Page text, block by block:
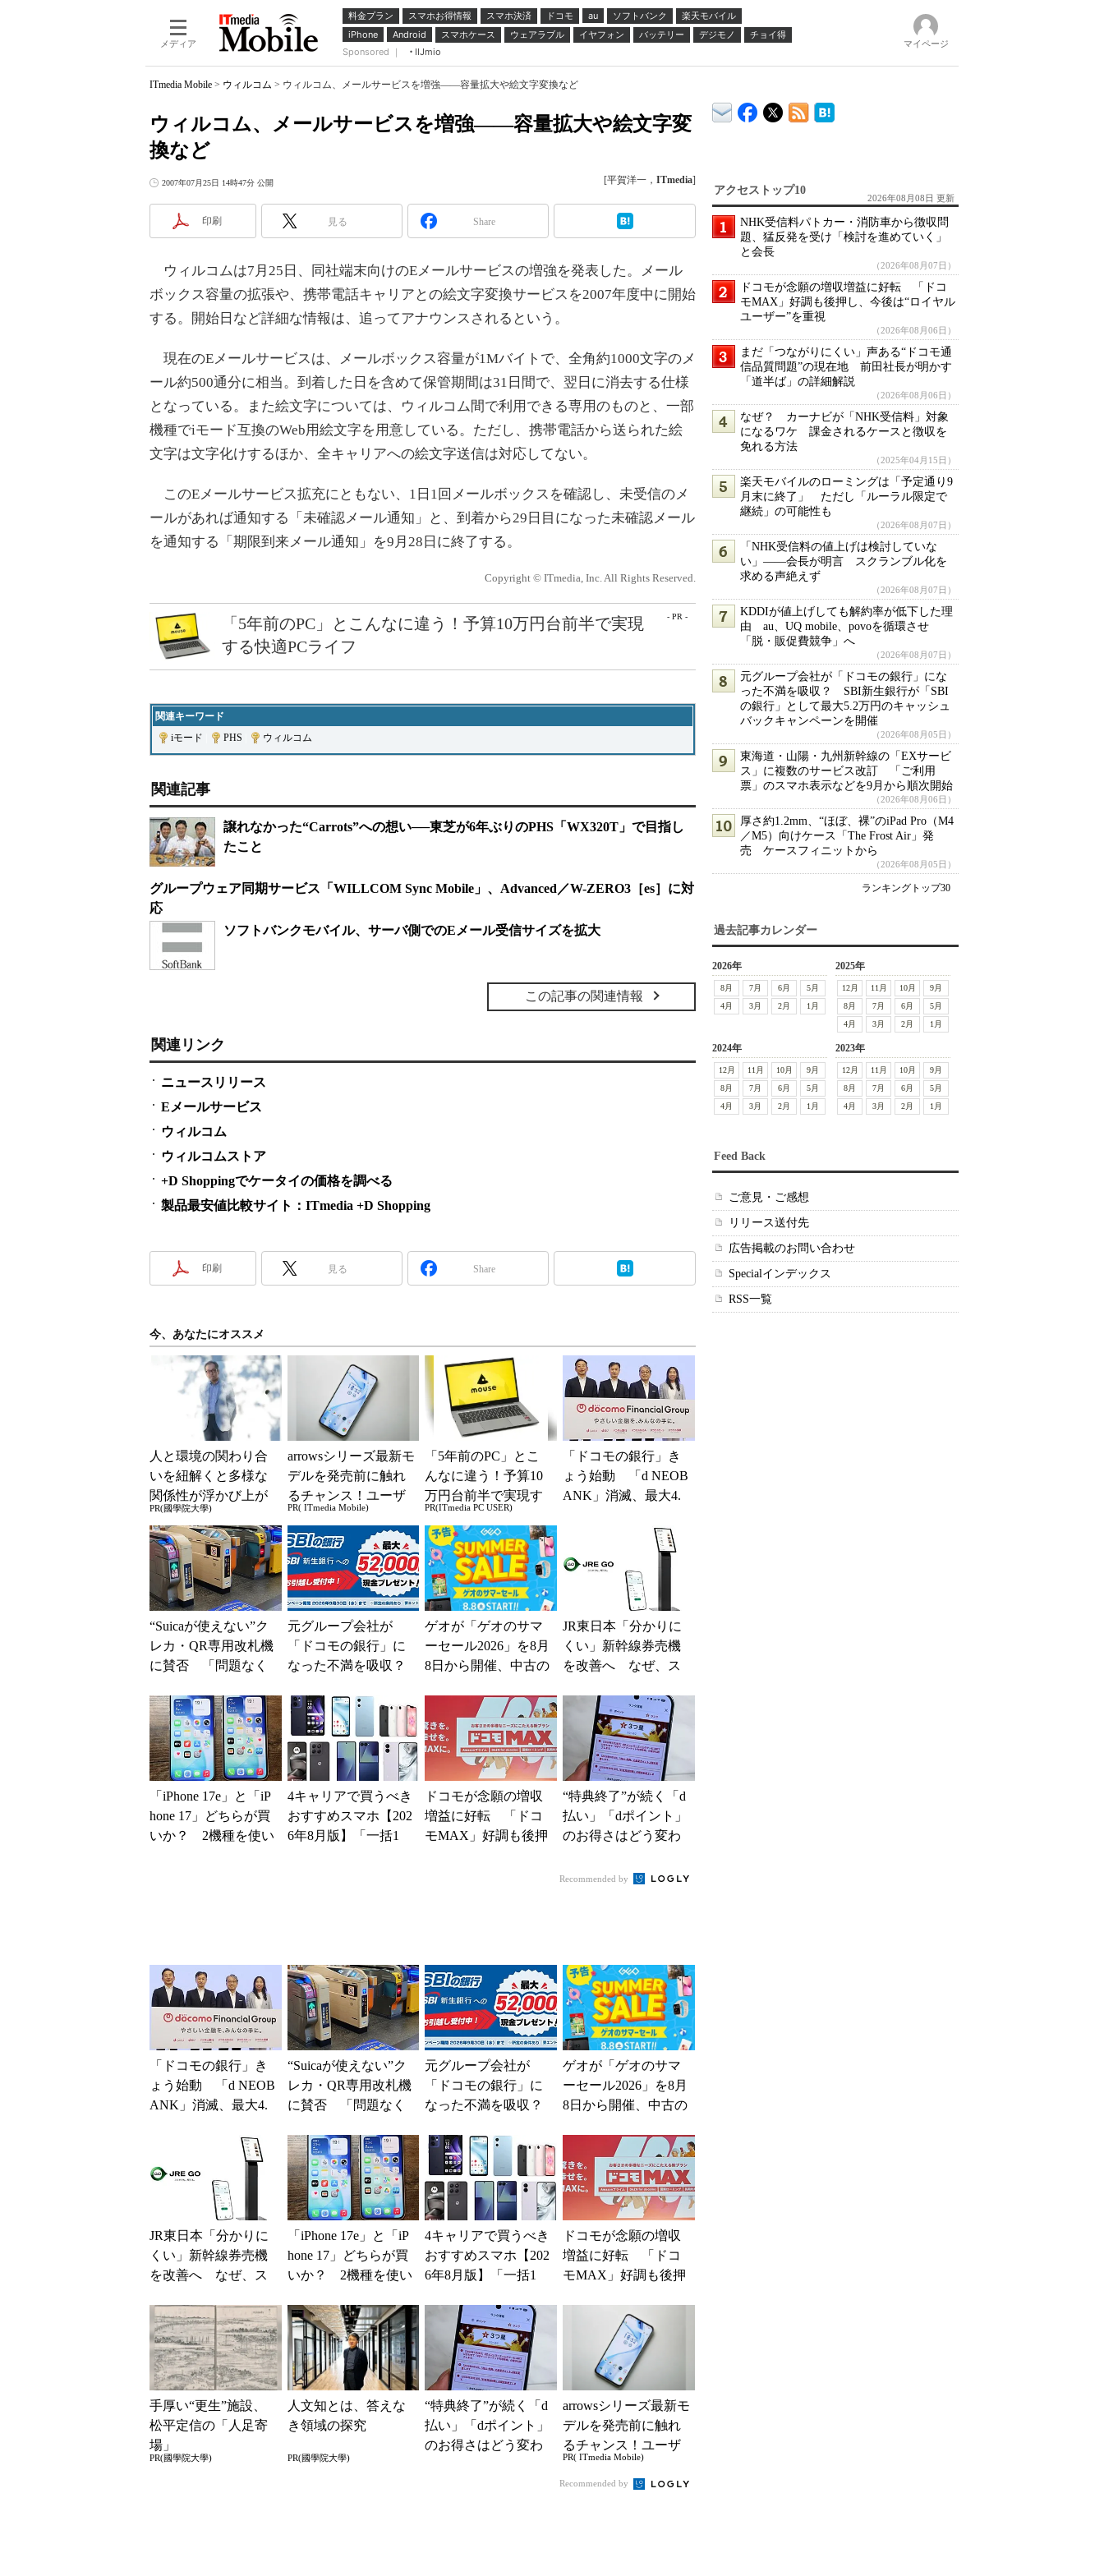
メディア
料金プラン スマホお得情報 スマホ決済 ドコモ au ソフトバンク
楽天モバイル
iPhone
Android スマホケース ウェアラブル イヤフォン バッテリー デジモノ
チョイ得
Sponsored ｜
IIJmio
マイページ
ITmedia Mobile > ウィルコム > ウィルコム、メールサービスを増強――容量拡大や絵文字変換など
ウィルコム、メールサービスを増強――容量拡大や絵文字変
換など
2007年07月25日 14時47分 公開 [平賀洋一， ITmedia]
印刷 見る Share
ウィルコムは7月25日、同社端末向けのEメールサービスの増強を発表した。メール
ボックス容量の拡張や、携帯電話キャリアとの絵文字変換サービスを2007年度中に開始
する。開始日など詳細な情報は、追ってアナウンスされるという。
現在のEメールサービスは、メールボックス容量が1Mバイトで、全角約1000文字のメ
ール約500通分に相当。到着した日を含めて保管期間は31日間で、翌日に消去する仕様
となっている。また絵文字については、ウィルコム間で利用できる専用のものと、一部
機種でiモード互換のWeb用絵文字を用意している。ただし、携帯電話から送られた絵
文字は文字化けするほか、全キャリアへの絵文字送信は対応してない。
このEメールサービス拡充にともない、1日1回メールボックスを確認し、未受信のメ
ールがあれば通知する「未確認メール通知」と、到着から29日目になった未確認メール
を通知する「期限到来メール通知」を9月28日に終了する。
Copyright © ITmedia, Inc. All Rights Reserved.
- PR -
「5年前のPC」とこんなに違う！予算10万円台前半で実現
する快適PCライフ
関連キーワード
iモード
PHS ウィルコム
関連記事
譲れなかった“Carrots”への想い──東芝が6年ぶりのPHS「WX320T」で目指し
たこと
グループウェア同期サービス「WILLCOM Sync Mobile」、Advanced／W-ZERO3［es］に対
応
ソフトバンクモバイル、サーバ側でのEメール受信サイズを拡大
この記事の関連情報
関連リンク
ニュースリリース
Eメールサービス
ウィルコム
ウィルコムストア
+D Shoppingでケータイの価格を調べる
製品最安値比較サイト：ITmedia +D Shopping
印刷 見る Share
今、あなたにオススメ
人と環境の関わり合
いを紐解くと多様な
関係性が浮かび上が
る
PR(國學院大學)
arrowsシリーズ最新モ
デルを発売前に触れ
るチャンス！ユーザ
ー座談会開催
PR( ITmedia Mobile)
「5年前のPC」とこ
んなに違う！予算10
万円台前半で実現す
る快適PCライフ
PR(ITmedia PC USER)
「ドコモの銀行」き
ょう始動 「d NEOB
ANK」消滅、最大4.
“Suicaが使えない”ク
レカ・QR専用改札機
に賛否 「問題なく
系ICの方がスムー...
元グループ会社が
「ドコモの銀行」に
なった不満を吸収？
BIの銀行」として最
大5....
ゲオが「ゲオのサマ
ーセール2026」を8月
8日から開催、中古の
JR東日本「分かりに
くい」新幹線券売機
を改善へ なぜ、ス
の最短1分購入」を実
「iPhone 17e」と「iP
hone 17」どちらが買
いか？ 2機種を使い
4キャリアで買うべき
おすすめスマホ【202
6年8月版】「一括1
ドコモが念願の増収
増益に好転 「ドコ
モMAX」好調も後押
“特典終了”が続く「d
払い」「dポイント」
のお得さはどう変わ
「dカード」の利用が
Recommended by
「ドコモの銀行」き
ょう始動 「d NEOB
ANK」消滅、最大4.
“Suicaが使えない”ク
レカ・QR専用改札機
に賛否 「問題なく
系ICの方がスムー...
元グループ会社が
「ドコモの銀行」に
なった不満を吸収？
BIの銀行」として最
大5....
ゲオが「ゲオのサマ
ーセール2026」を8月
8日から開催、中古の
JR東日本「分かりに
くい」新幹線券売機
を改善へ なぜ、ス
の最短1分購入」を実
現？
「iPhone 17e」と「iP
hone 17」どちらが買
いか？ 2機種を使い
ッ...
4キャリアで買うべき
おすすめスマホ【202
6年8月版】「一括1
得なiPhone／...
ドコモが念願の増収
増益に好転 「ドコ
モMAX」好調も後押
ユーザー”を重視
手厚い“更生”施設、
松平定信の「人足寄
場」
PR(國學院大學)
人文知とは、答えな
き領域の探究
PR(國學院大學)
“特典終了”が続く「d
払い」「dポイント」
のお得さはどう変わ
arrowsシリーズ最新モ
デルを発売前に触れ
るチャンス！ユーザ
ー座談会開催
PR( ITmedia Mobile)
Recommended by
アクセストップ10
2026年08月08日 更新
NHK受信料パトカー・消防車から徴収問
題、猛反発を受け「検討を進めていく」
と会長
（2026年08月07日）
ドコモが念願の増収増益に好転 「ドコ
モMAX」好調も後押し、今後は“ロイヤル
ユーザー”を重視
（2026年08月06日）
まだ「つながりにくい」声ある“ドコモ通
信品質問題”の現在地 前田社長が明かす
「道半ば」の詳細解説
（2026年08月06日）
なぜ？ カーナビが「NHK受信料」対象
になるワケ 課金されるケースと徴収を
免れる方法
（2025年04月15日）
楽天モバイルのローミングは「予定通り9
月末に終了」 ただし「ルーラル限定で
継続」の可能性も
（2026年08月07日）
「NHK受信料の値上げは検討していな
い」――会長が明言 スクランブル化を
求める声絶えず
（2026年08月07日）
KDDIが値上げしても解約率が低下した理
由 au、UQ mobile、povoを循環させ
「脱・販促費競争」へ
（2026年08月07日）
元グループ会社が「ドコモの銀行」にな
った不満を吸収？ SBI新生銀行が「SBI
の銀行」として最大5.2万円のキャッシュ
バックキャンペーンを開催
（2026年08月05日）
東海道・山陽・九州新幹線の「EXサービ
ス」に複数のサービス改訂 「ご利用
票」のスマホ表示などを9月から順次開始
（2026年08月06日）
厚さ約1.2mm、“ほぼ、裸”のiPad Pro（M4
／M5）向けケース「The Frost Air」発
売 ケースフィニットから
（2026年08月05日）
ランキングトップ30
過去記事カレンダー
2026年
8月 7月 6月
5月
4月
3月 2月 1月
2025年
12月 11月 10月
9月
8月
7月 6月
5月
4月
3月 2月 1月
2024年
12月 11月 10月
9月
8月
7月 6月
5月
4月
3月 2月 1月
2023年
12月 11月 10月
9月
8月
7月 6月
5月
4月
3月 2月 1月
Feed Back
ご意見・ご感想
リリース送付先
広告掲載のお問い合わせ
Specialインデックス
RSS一覧